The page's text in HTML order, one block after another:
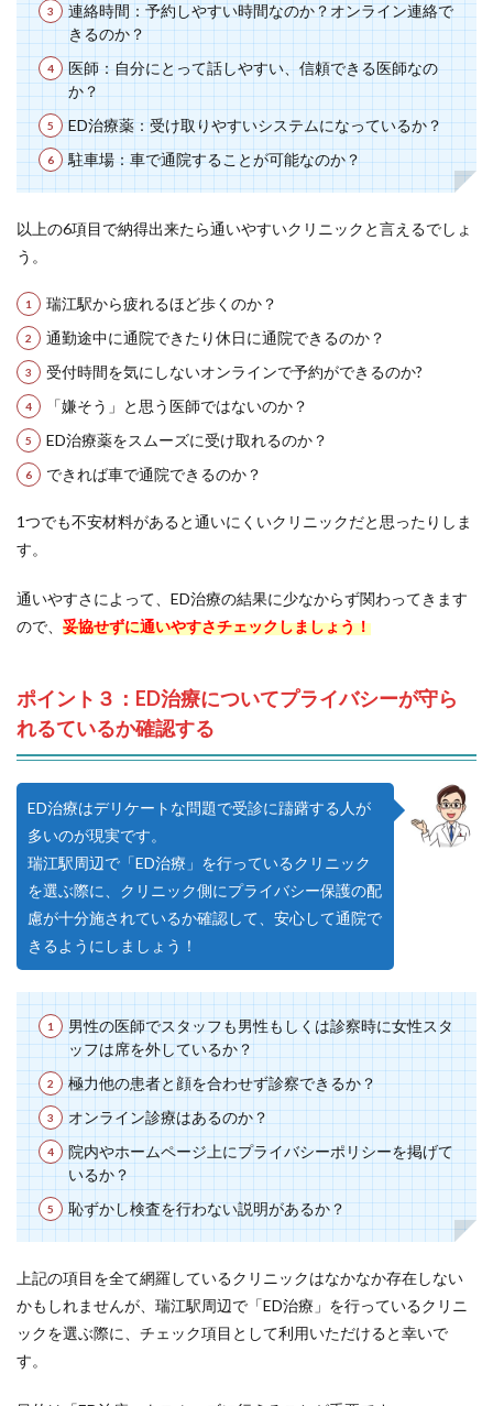
連絡時間：予約しやすい時間なのか？オンライン連絡で
きるのか？
医師：自分にとって話しやすい、信頼できる医師なの
か？
ED治療薬：受け取りやすいシステムになっているか？
駐車場：車で通院することが可能なのか？
以上の6項目で納得出来たら通いやすいクリニックと言えるでしょ
う。
瑞江駅から疲れるほど歩くのか？
通勤途中に通院できたり休日に通院できるのか？
受付時間を気にしないオンラインで予約ができるのか?
「嫌そう」と思う医師ではないのか？
ED治療薬をスムーズに受け取れるのか？
できれば車で通院できるのか？
1つでも不安材料があると通いにくいクリニックだと思ったりしま
す。
通いやすさによって、ED治療の結果に少なからず関わってきます
ので、 妥協せずに通いやすさチェックしましょう！
ポイント３：ED治療についてプライバシーが守ら
れるているか確認する
ED治療はデリケートな問題で受診に躊躇する人が
多いのが現実です。
瑞江駅周辺で「ED治療」を行っているクリニック
を選ぶ際に、クリニック側にプライバシー保護の配
慮が十分施されているか確認して、安心して通院で
きるようにしましょう！
男性の医師でスタッフも男性もしくは診察時に女性スタ
ッフは席を外しているか？
極力他の患者と顔を合わせず診察できるか？
オンライン診療はあるのか？
院内やホームページ上にプライバシーポリシーを掲げて
いるか？
恥ずかし検査を行わない説明があるか？
上記の項目を全て網羅しているクリニックはなかなか存在しない
かもしれませんが、瑞江駅周辺で「ED治療」を行っているクリニ
ックを選ぶ際に、チェック項目として利用いただけると幸いで
す。